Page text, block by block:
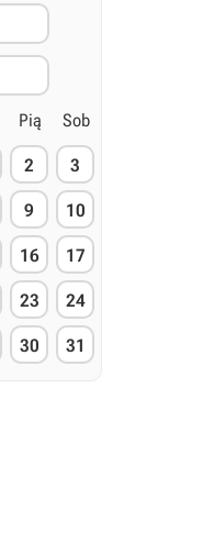
Pią Sob
2 3
9 10
16 17
23 24
30 31